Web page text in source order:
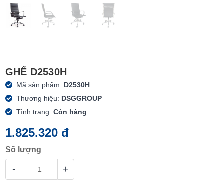
GHẾ D2530H
Mã sản phẩm: D2530H
Thương hiệu: DSGGROUP
Tình trạng:Còn hàng
1.825.320 đ
Số lượng
- +